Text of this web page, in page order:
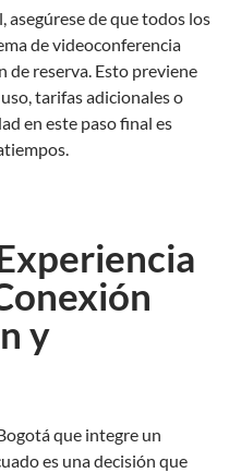
asegúrese de que todos los
de videoconferencia
de reserva. Esto previene
tarifas adicionales o
en este paso final es
y
que integre un
es una decisión que